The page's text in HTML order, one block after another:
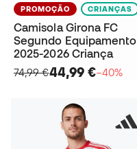
PROMOÇÃO CRIANÇAS
Camisola Girona FC
Segundo Equipamento
2025-2026 Criança
74,99 €44,99 €−40%